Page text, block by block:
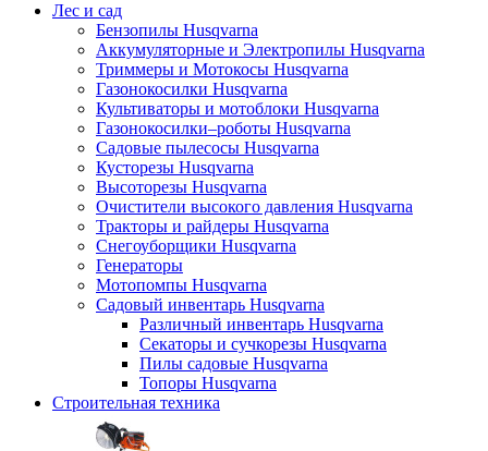
Лес и сад
Бензопилы Husqvarna
Аккумуляторные и Электропилы Нusqvarna
Триммеры и Мотокосы Нusqvarna
Газонокосилки Husqvarna
Культиваторы и мотоблоки Husqvarna
Газонокосилки–роботы Husqvarna
Садовые пылесосы Husqvarna
Кусторезы Husqvarna
Высоторезы Husqvarna
Очистители высокого давления Husqvarna
Тракторы и райдеры Husqvarna
Снегоуборщики Husqvarna
Генераторы
Мотопомпы Husqvarna
Садовый инвентарь Husqvarna
Различный инвентарь Husqvarna
Секаторы и сучкорезы Husqvarna
Пилы садовые Husqvarna
Топоры Husqvarna
Строительная техника